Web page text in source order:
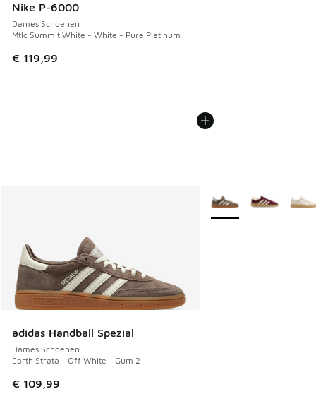
Nike P-6000
Dames Schoenen
Mtlc Summit White - White - Pure Platinum
€ 119,99
adidas Handball Spezial
Dames Schoenen
Earth Strata - Off White - Gum 2
€ 109,99
Meer kleuren